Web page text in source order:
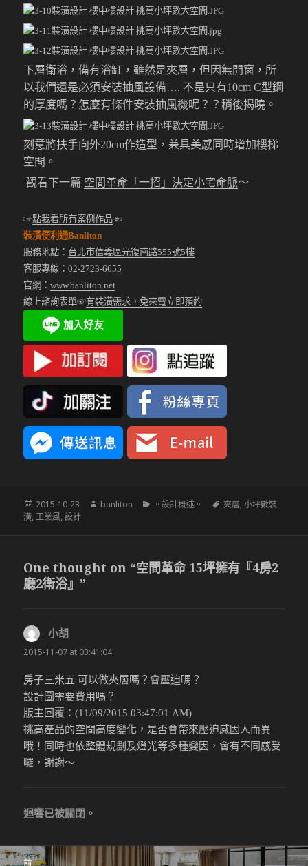
下層衛浴，備有浴缸，雖然是夾層，但因無開窗，所
以我們還是必須安裝抽風設備…. 不是只有10cm C型鋼
的厚度嗎？怎麼有條件安裝抽風機呢？？稍後揭曉。
刻意將扶手向外20cm作造型，兼具美感同時增加樓梯
空間。
觀看下一篇 空間革命「一招」決定小宅命脈～
☞點我看所有案例作品☜
裝潢便利通Banliton
服務地點： 台北市信義區光復南路555號5樓
客服專線：02-2723-6655
官網：www.banliton.net
線上諮詢表單☞有裝潢需求，免來電立即預約
發
佈
2015-10-23
作
banliton
分。設計概述。
標
夾層,小坪數裝
潢,工業風,設計
One thought on “空間革命 15坪擁有『4房2
廳2衛浴』”
小胡
2015-11-07 at 03:41:04
房子三米五 可以做夾層嗎？會壓迫嗎？
設計圖需要費用嗎？
版主回覆：(11/09/2015 03:47:01 AM)
挑高產品的空間高度變化，是否會帶來壓迫感因人而異
哦！同時也依整體規劃及燈光等多種變因，會有不同感受
囉，謝謝～
迴響已被關閉。
文
前